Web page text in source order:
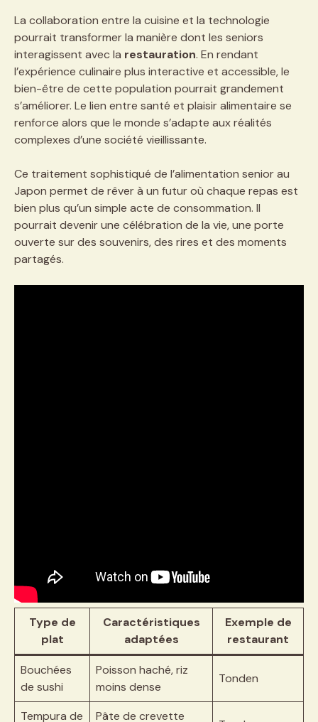
La collaboration entre la cuisine et la technologie
pourrait transformer la manière dont les seniors
interagissent avec la restauration. En rendant
l’expérience culinaire plus interactive et accessible, le
bien-être de cette population pourrait grandement
s’améliorer. Le lien entre santé et plaisir alimentaire se
renforce alors que le monde s’adapte aux réalités
complexes d’une société vieillissante.
Ce traitement sophistiqué de l’alimentation senior au
Japon permet de rêver à un futur où chaque repas est
bien plus qu’un simple acte de consommation. Il
pourrait devenir une célébration de la vie, une porte
ouverte sur des souvenirs, des rires et des moments
partagés.
Type de
plat
Caractéristiques
adaptées
Exemple de
restaurant
Bouchées
de sushi
Poisson haché, riz
moins dense
Tonden
Tempura de
Pâte de crevette